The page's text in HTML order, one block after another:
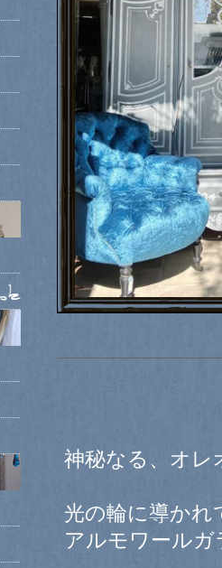
神秘なる、オ
光の輪に導かれ
アルモワール